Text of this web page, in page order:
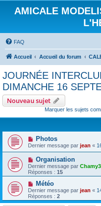
AMICALE
FAQ
Accueil Accueil du forum
JOURNÉE
DIMANCHE 16
Nouveau sujet
Marquer les sujets
Photos
Dernier message par jean «
Organisation
Dernier message par
Réponses : 15
Météo
Dernier message par jean «
Réponses : 2